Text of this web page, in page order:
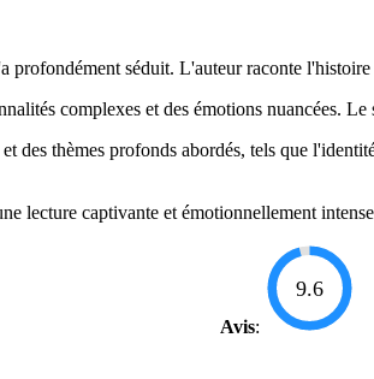
séduit. L'auteur raconte
complexes et des émotions nuancées.
des thèmes profonds abordés, tels que
lecture captivante et émotionnellement
Avis:
9.6